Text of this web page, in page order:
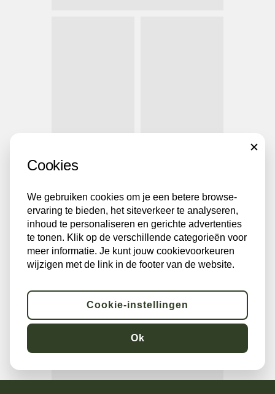
Cookies
We gebruiken cookies om je een betere browse-
ervaring te bieden, het siteverkeer te analyseren,
inhoud te personaliseren en gerichte advertenties
te tonen. Klik op de verschillende categorieën voor
meer informatie. Je kunt jouw cookievoorkeuren
wijzigen met de link in de footer van de website.
CLOSE
Cookie-instellingen
Ok